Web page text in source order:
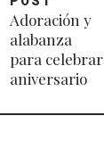
entradas
Adoración y
alabanza
para celebrar
aniversario